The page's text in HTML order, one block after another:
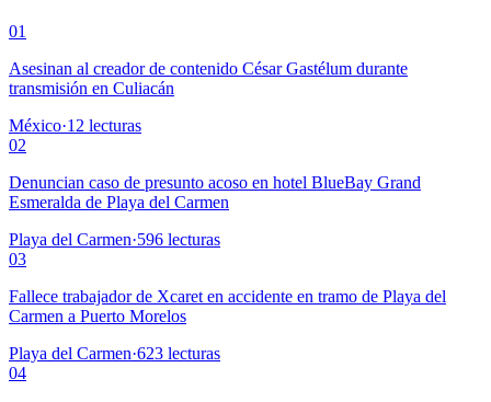
01
Asesinan al creador de contenido César Gastélum durante
transmisión en Culiacán
México·12 lecturas
02
Denuncian caso de presunto acoso en hotel BlueBay Grand
Esmeralda de Playa del Carmen
Playa del Carmen·596 lecturas
03
Fallece trabajador de Xcaret en accidente en tramo de Playa del
Carmen a Puerto Morelos
Playa del Carmen·623 lecturas
04